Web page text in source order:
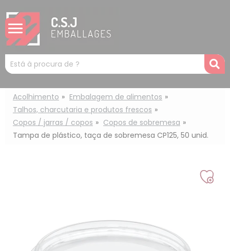
Mots
clés
:
Acolhimento
Embalagem de alimentos
Talhos, charcutaria e produtos frescos
Copos / jarras / copos
Copos de sobremesa
Tampa de plástico, taça de sobremesa CP125, 50 unid.